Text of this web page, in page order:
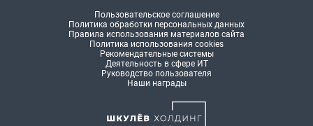
Пользовательское соглашение
Политика обработки персональных данных
Правила использования материалов сайта
Политика использования cookies
Рекомендательные системы
Деятельность в сфере ИТ
Руководство пользователя
Наши награды